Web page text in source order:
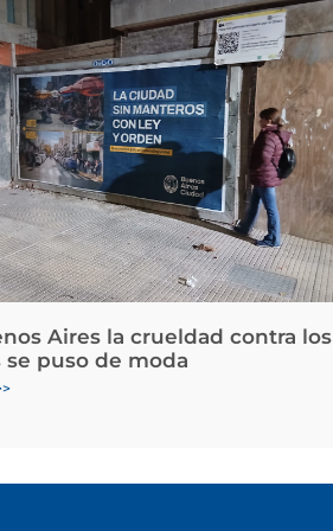
Aires la crueldad contra los
se puso de moda